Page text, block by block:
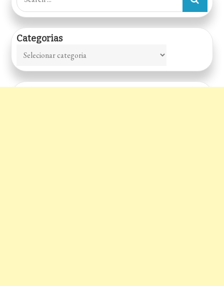
for:
Categorias
Categorias